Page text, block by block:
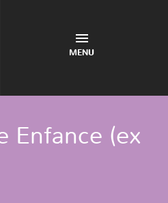
MENU
Enfance (ex